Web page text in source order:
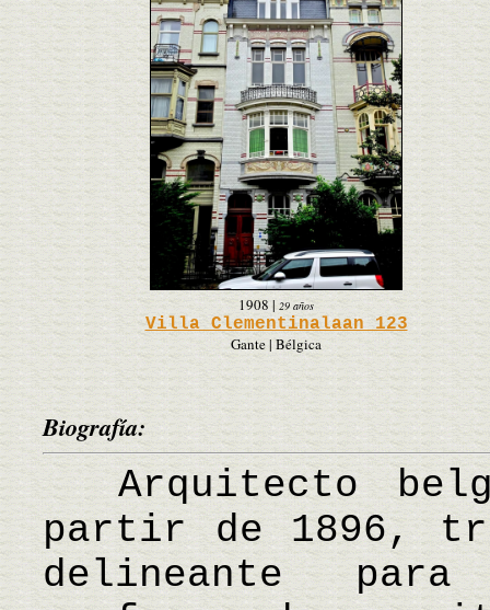
1908 | 29 años
Villa Clementinalaan 123
Gante | Bélgica
Biografía:
Arquitecto
partir de 1896,
delineante para